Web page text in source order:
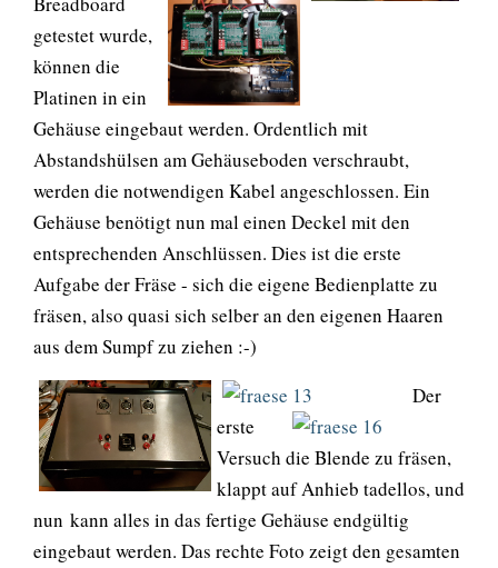
getestet wurde,
können die
Platinen in ein
Gehäuse eingebaut werden. Ordentlich mit
Abstandshülsen am Gehäuseboden verschraubt,
werden die notwendigen Kabel angeschlossen. Ein
Gehäuse benötigt nun mal einen Deckel mit den
entsprechenden Anschlüssen. Dies ist die erste
Aufgabe der Fräse - sich die eigene Bedienplatte zu
fräsen, also quasi sich selber an den eigenen Haaren
aus dem Sumpf zu ziehen :-)
Der
erste
Versuch die Blende zu fräsen,
klappt auf Anhieb tadellos, und
nun kann alles in das fertige Gehäuse endgültig
eingebaut werden. Das rechte Foto zeigt den gesamten